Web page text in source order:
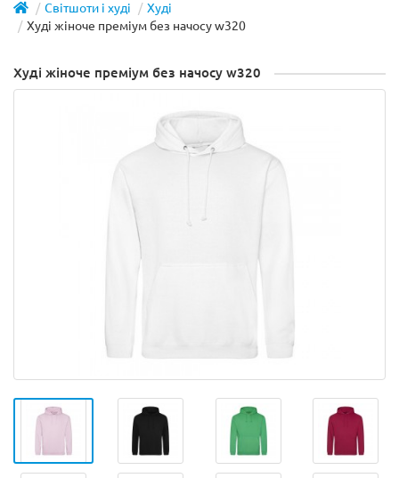
Світшоти і худі
Худі
Худі жіноче преміум без начосу w320
Худі жіноче преміум без начосу w320